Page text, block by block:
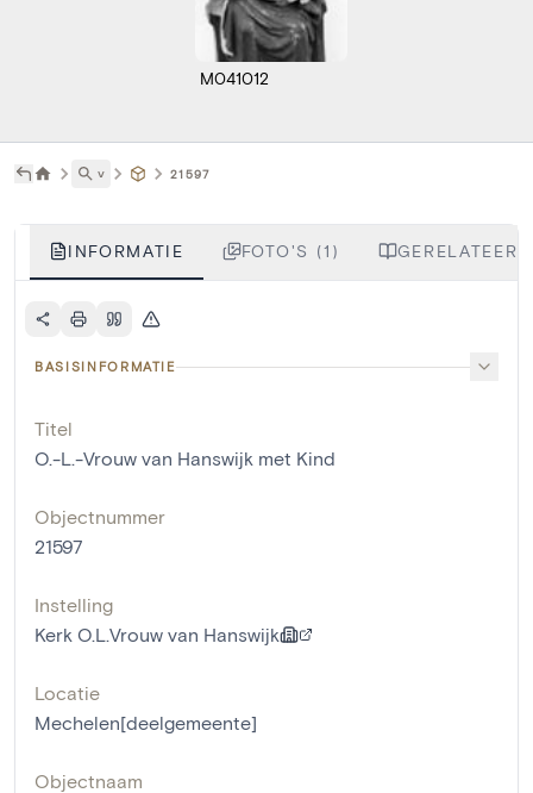
M041012
˅ 21597
INFORMATIE FOTO'S (1)
BASISINFORMATIE
Titel
O.-L.-Vrouw van Hanswijk met Kind
Objectnummer
21597
Instelling
Kerk O.L.Vrouw van Hanswijk
Locatie
Mechelen[deelgemeente]
Objectnaam